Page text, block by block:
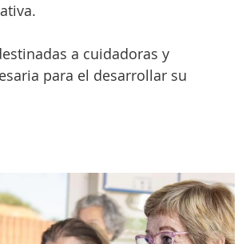
a cuidadoras y
para el desarrollar su